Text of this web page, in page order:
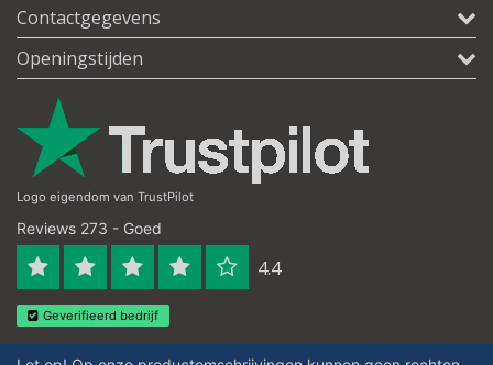
Contactgegevens
Openingstijden
Logo eigendom van TrustPilot
Reviews 273 - Goed
4.4
Geverifieerd bedrijf